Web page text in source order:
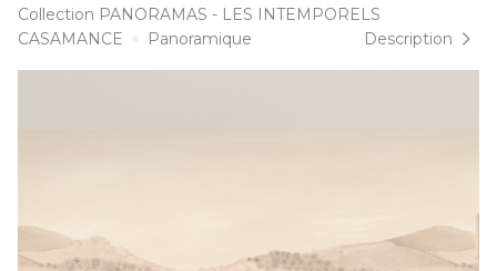
Collection PANORAMAS - LES INTEMPORELS
CASAMANCE
Panoramique Description